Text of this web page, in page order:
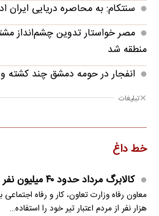
سنتکام: به محاصره دریایی ایران
مصر خواستار تدوین چشم‌انداز
منطقه شد
انفجار در حومه دمشق چند کشته
تبلیغات
خط داغ
کالابرگ مرداد حدود ۴۰‌ میلیون نفر شارژ شد
هزار نفر از مردم اعتبار تیر خود را استفاده…